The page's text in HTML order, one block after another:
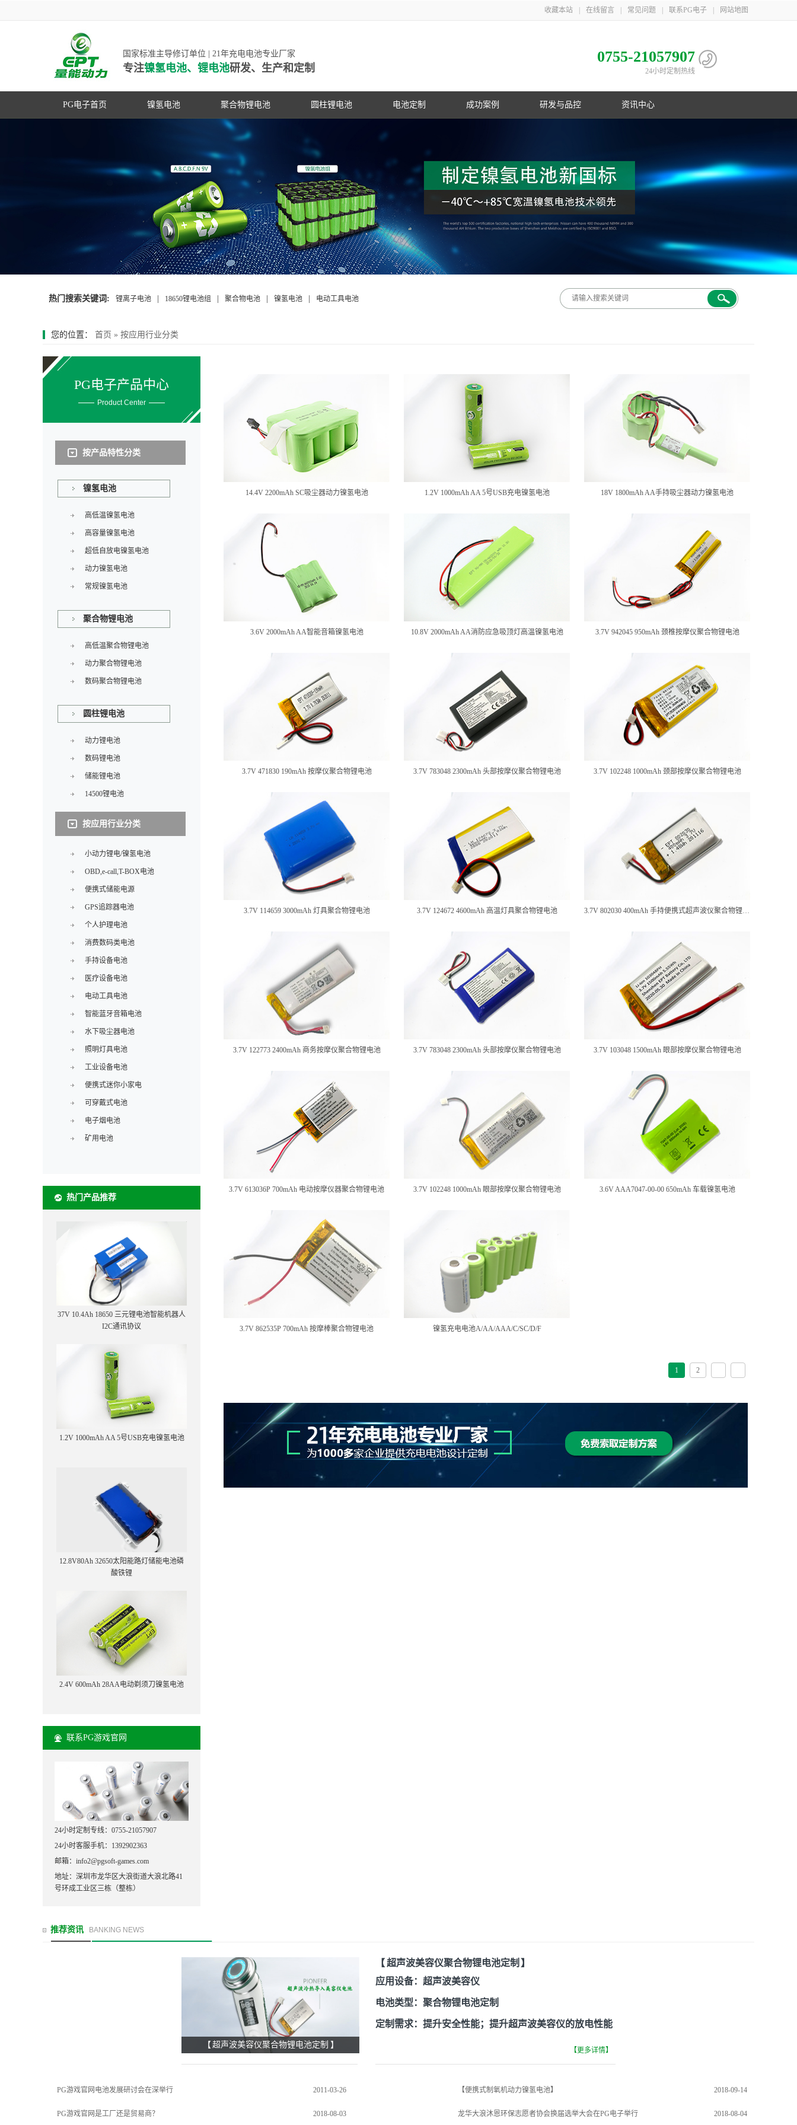
收藏本站 在线留言 常见问题 联系PG电子 网站地图
国家标准主导修订单位 | 21年充电电池专业厂家
专注镍氢电池、锂电池研发、生产和定制
0755-21057907
24小时定制热线
PG电子首页 镍氢电池 聚合物锂电池 圆柱锂电池 电池定制 成功案例 研发与品控 资讯中心
高容量镍氢电池
PG游戏官网是镍氢电池国家标准主导
修订单位，并参与多项锂电池行业国
家标准的制定
动力聚合物锂电池
数码聚合物锂电池
PG游戏官网是镍氢电池国家标准主导
修订单位，并参与多项锂电池行业国
家标准的制定
数码锂电池
储能锂电池
18650锂电池
PG游戏官网是镍氢电池国家标准主导
修订单位，并参与多项锂电池行业国
家标准的制定
医疗设备
蓝牙音响
储能灯具
数码锂电池领域采用改性锰酸锂电池
专家团队
科研专利
电池定制
品质管控
106项，其中发明专利33项，并获得
PG电子荣誉
PG电子简介
企业文化
联系PG电子
深圳、梅州、江苏三地自建生产基
PG电子动态
行业资讯
常见问答
技术支持
展会信息
合作伙伴
布欧美、东南亚以及国内
热门搜索关键词: 锂离子电池 | 18650锂电池组 | 聚合物电池 | 镍氢电池 | 电动工具电池
您的位置： 首页 » 按应用行业分类
14.4V 2200mAh SC吸尘器动力镍氢电池 1.2V 1000mAh AA 5号USB充电镍氢电池 18V 1800mAh AA手持吸尘器动力镍氢电池
3.6V 2000mAh AA智能音箱镍氢电池 10.8V 2000mAh AA消防应急吸顶灯高温镍氢电池 3.7V 942045 950mAh 颈椎按摩仪聚合物锂电池
3.7V 471830 190mAh 按摩仪聚合物锂电池 3.7V 783048 2300mAh 头部按摩仪聚合物锂电池 3.7V 102248 1000mAh 颈部按摩仪聚合物锂电池
3.7V 114659 3000mAh 灯具聚合物锂电池 3.7V 124672 4600mAh 高温灯具聚合物锂电池
3.7V 122773 2400mAh 商务按摩仪聚合物锂电池 3.7V 783048 2300mAh 头部按摩仪聚合物锂电池 3.7V 103048 1500mAh 眼部按摩仪聚合物锂电池
3.7V 613036P 700mAh 电动按摩仪器聚合物锂电池 3.7V 102248 1000mAh 眼部按摩仪聚合物锂电池 3.6V AAA7047-00-00 650mAh 车载镍氢电池
3.7V 862535P 700mAh 按摩棒聚合物锂电池 镍氢充电电池A/AA/AAA/C/SC/D/F
1 2
PG电子产品中心
Product Center
按产品特性分类
镍氢电池
高低温镍氢电池
高容量镍氢电池
超低自放电镍氢电池
动力镍氢电池
常规镍氢电池
聚合物锂电池
高低温聚合物锂电池
动力聚合物锂电池
数码聚合物锂电池
圆柱锂电池
动力锂电池
数码锂电池
储能锂电池
14500锂电池
按应用行业分类
小动力锂电/镍氢电池
OBD,e-call,T-BOX电池
便携式储能电源
GPS追踪器电池
个人护理电池
消费数码类电池
手持设备电池
医疗设备电池
电动工具电池
智能蓝牙音箱电池
水下吸尘器电池
照明灯具电池
工业设备电池
便携式迷你小家电
可穿戴式电池
电子烟电池
矿用电池
热门产品推荐
37V 10.4Ah 18650 三元锂电池智能机器人
I2C通讯协议
1.2V 1000mAh AA 5号USB充电镍氢电池
12.8V80Ah 32650太阳能路灯储能电池磷
酸铁锂
2.4V 600mAh 28AA电动剃须刀镍氢电池
联系PG游戏官网
24小时定制专线：0755-21057907
24小时客服手机：1392902363
邮箱：info2@pgsoft-games.com
地址：深圳市龙华区大浪街道大浪北路41
号环成工业区三栋（整栋）
推荐资讯 BANKING NEWS
【 超声波美容仪聚合物锂电池定制 】
【 超声波美容仪聚合物锂电池定制 】
应用设备：超声波美容仪
电池类型：聚合物锂电池定制
定制需求：提升安全性能；提升超声波美容仪的放电性能
定制成品：PG电子EPT研发团队将高安全性能锂离子电
池技术应用到电池中，根据客户产品进行更合理的结构设
求，还超出了客户预期
【更多详情】
2011-03-26
PG游戏官网电池发展研讨会在深举行 2018-09-14
【便携式制氧机动力镍氢电池】
2018-08-03
PG游戏官网是工厂还是贸易商？ 2018-08-04
龙华大浪沐恩环保志愿者协会换届选举大会在PG电子举行